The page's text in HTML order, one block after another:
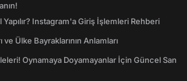
Yapılır? Instagram'a Giriş İşlemleri Rehberi
ve Ülke Bayraklarının Anlamları
Oynamaya Doyamayanlar İçin Güncel San